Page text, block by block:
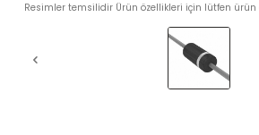
Resimler temsilidir Ürün özellikleri için lütfen ürün